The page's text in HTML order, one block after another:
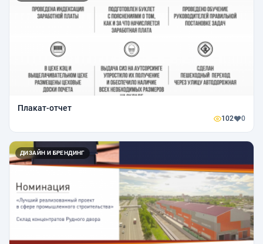
Плакат-отчет
102 0
ДИЗАЙН И БРЕНДИНГ